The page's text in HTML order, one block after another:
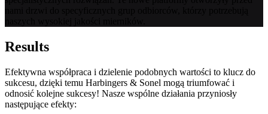
Results
Efektywna współpraca i dzielenie podobnych wartości to klucz do
sukcesu, dzięki temu Harbingers & Sonel mogą triumfować i
odnosić kolejne sukcesy! Nasze wspólne działania przyniosły
następujące efekty: